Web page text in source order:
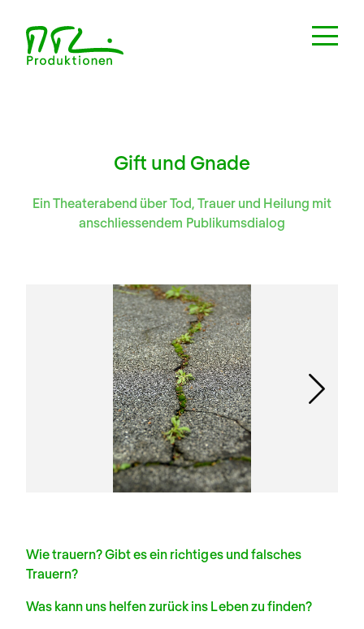
Gift und Gnade
Ein Theaterabend über Tod, Trauer und Heilung mit
anschliessendem Publikumsdialog
Wie trauern? Gibt es ein richtiges und falsches
Trauern?
Was kann uns helfen zurück ins Leben zu finden?